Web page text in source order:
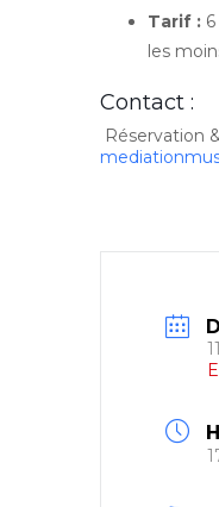
Tarif :
les
Contact :
Réservation